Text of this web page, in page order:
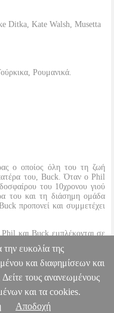
Ditka, Kate Walsh, Musetta
Ρουμανικά.
ο οποίος όλη του τη ζωή
πατέρα του, Buck. Όταν ο Phil
του 10χρονου γιού
του και τη διάσημη ομάδα
προπονεί και συμμετέχει
και Buck εμπλέκονται σε
ο καθένας από την
- KICKING AND
2005,Universal
Κατηγορία: ΚΩΜΩΔΙΑ
την ευκολία της
και διαφημίσεων και
τους ανανεωμένους
και τα cookies.
Αποδοχή